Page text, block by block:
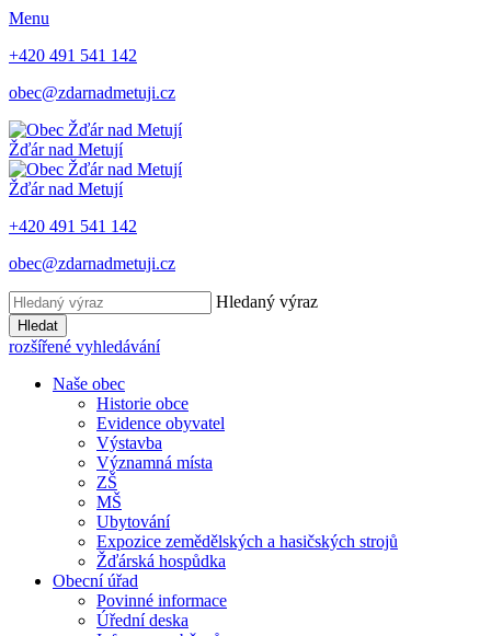
Menu
+420 491 541 142
obec@zdarnadmetuji.cz
Žďár nad Metují
Žďár nad Metují
+420 491 541 142
obec@zdarnadmetuji.cz
Hledaný výraz
Hledat
rozšířené vyhledávání
Naše obec
Historie obce
Evidence obyvatel
Výstavba
Významná místa
ZŠ
MŠ
Ubytování
Expozice zemědělských a hasičských strojů
Žďárská hospůdka
Obecní úřad
Povinné informace
Úřední deska